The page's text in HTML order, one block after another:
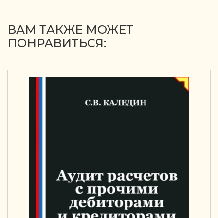
ВАМ ТАКЖЕ МОЖЕТ
ПОНРАВИТЬСЯ: